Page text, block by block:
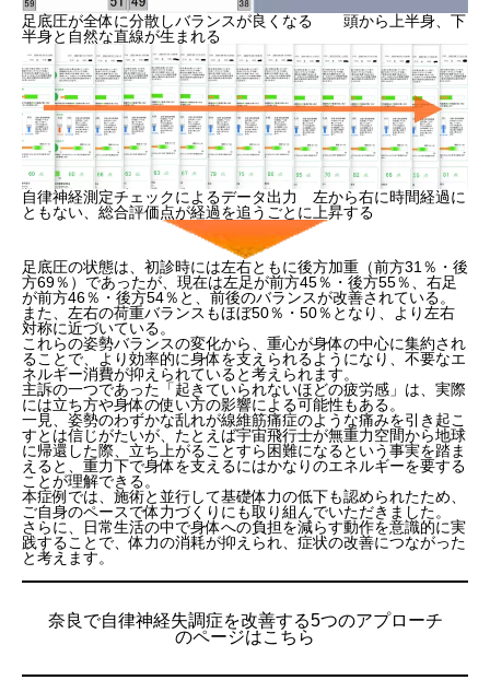
足底圧が全体に分散しバランスが良くなる 頭から上半身、下
半身と自然な直線が生まれる
自律神経測定チェックによるデータ出力 左から右に時間経過に
ともない、総合評価点が経過を追うごとに上昇する
足底圧の状態は、初診時には左右ともに後方加重（前方31％・後
方69％）であったが、現在は左足が前方45％・後方55％、右足
が前方46％・後方54％と、前後のバランスが改善されている。
また、左右の荷重バランスもほぼ50％・50％となり、より左右
対称に近づいている。
これらの姿勢バランスの変化から、重心が身体の中心に集約され
ることで、より効率的に身体を支えられるようになり、不要なエ
ネルギー消費が抑えられていると考えられます。
主訴の一つであった「起きていられないほどの疲労感」は、実際
には立ち方や身体の使い方の影響による可能性もある。
一見、姿勢のわずかな乱れが線維筋痛症のような痛みを引き起こ
すとは信じがたいが、たとえば宇宙飛行士が無重力空間から地球
に帰還した際、立ち上がることすら困難になるという事実を踏ま
えると、重力下で身体を支えるにはかなりのエネルギーを要する
ことが理解できる。
本症例では、施術と並行して基礎体力の低下も認められたため、
ご自身のペースで体力づくりにも取り組んでいただきました。
さらに、日常生活の中で身体への負担を減らす動作を意識的に実
践することで、体力の消耗が抑えられ、症状の改善につながった
と考えます。
奈良で自律神経失調症を改善する5つのアプローチ
のページはこちら